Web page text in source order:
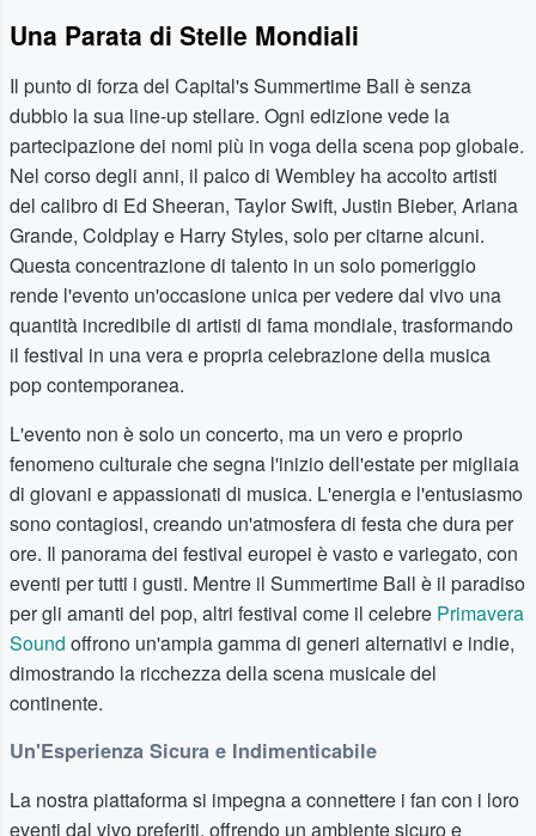
Una Parata di Stelle Mondiali
Il punto di forza del Capital's Summertime Ball è senza
dubbio la sua line-up stellare. Ogni edizione vede la
partecipazione dei nomi più in voga della scena pop globale.
Nel corso degli anni, il palco di Wembley ha accolto artisti
del calibro di Ed Sheeran, Taylor Swift, Justin Bieber, Ariana
Grande, Coldplay e Harry Styles, solo per citarne alcuni.
Questa concentrazione di talento in un solo pomeriggio
rende l'evento un'occasione unica per vedere dal vivo una
quantità incredibile di artisti di fama mondiale, trasformando
il festival in una vera e propria celebrazione della musica
pop contemporanea.
L'evento non è solo un concerto, ma un vero e proprio
fenomeno culturale che segna l'inizio dell'estate per migliaia
di giovani e appassionati di musica. L'energia e l'entusiasmo
sono contagiosi, creando un'atmosfera di festa che dura per
ore. Il panorama dei festival europei è vasto e variegato, con
eventi per tutti i gusti. Mentre il Summertime Ball è il paradiso
per gli amanti del pop, altri festival come il celebre Primavera
Sound offrono un'ampia gamma di generi alternativi e indie,
dimostrando la ricchezza della scena musicale del
continente.
Un'Esperienza Sicura e Indimenticabile
La nostra piattaforma si impegna a connettere i fan con i loro
eventi dal vivo preferiti, offrendo un ambiente sicuro e